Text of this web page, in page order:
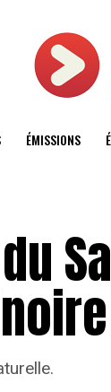
ÉMISSIONS